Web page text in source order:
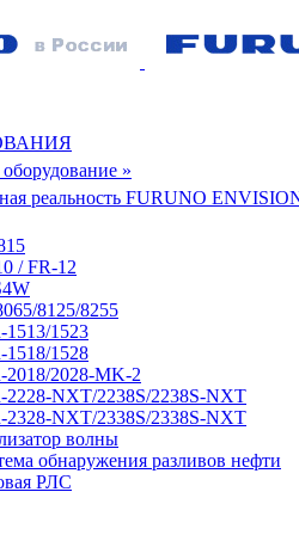
»
реальность FURUNO
/ FR-12
8125/8255
1513/1523
1518/1528
2018/2028-MK-2
2228-NXT/2238S/2238S-NXT
2328-NXT/2338S/2338S-NXT
волны
обнаружения разливов нефти
РЛС